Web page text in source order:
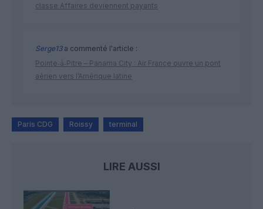
classe Affaires deviennent payants
Serge13a commenté l'article :
Pointe‑à‑Pitre – Panama City : Air France ouvre un pont
aérien vers l’Amérique latine
Paris CDG Roissy terminal
LIRE AUSSI